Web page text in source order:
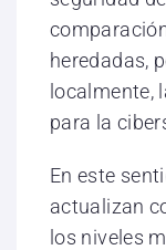
heredadas,
localmente,
para la
En este
actualizan
los niveles